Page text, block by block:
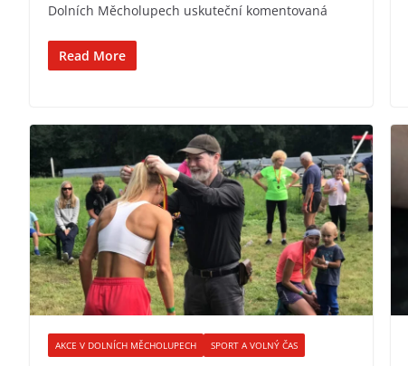
Dolních Měcholupech uskuteční komentovaná
Read More
AKCE V DOLNÍCH MĚCHOLUPECH SPORT A VOLNÝ ČAS